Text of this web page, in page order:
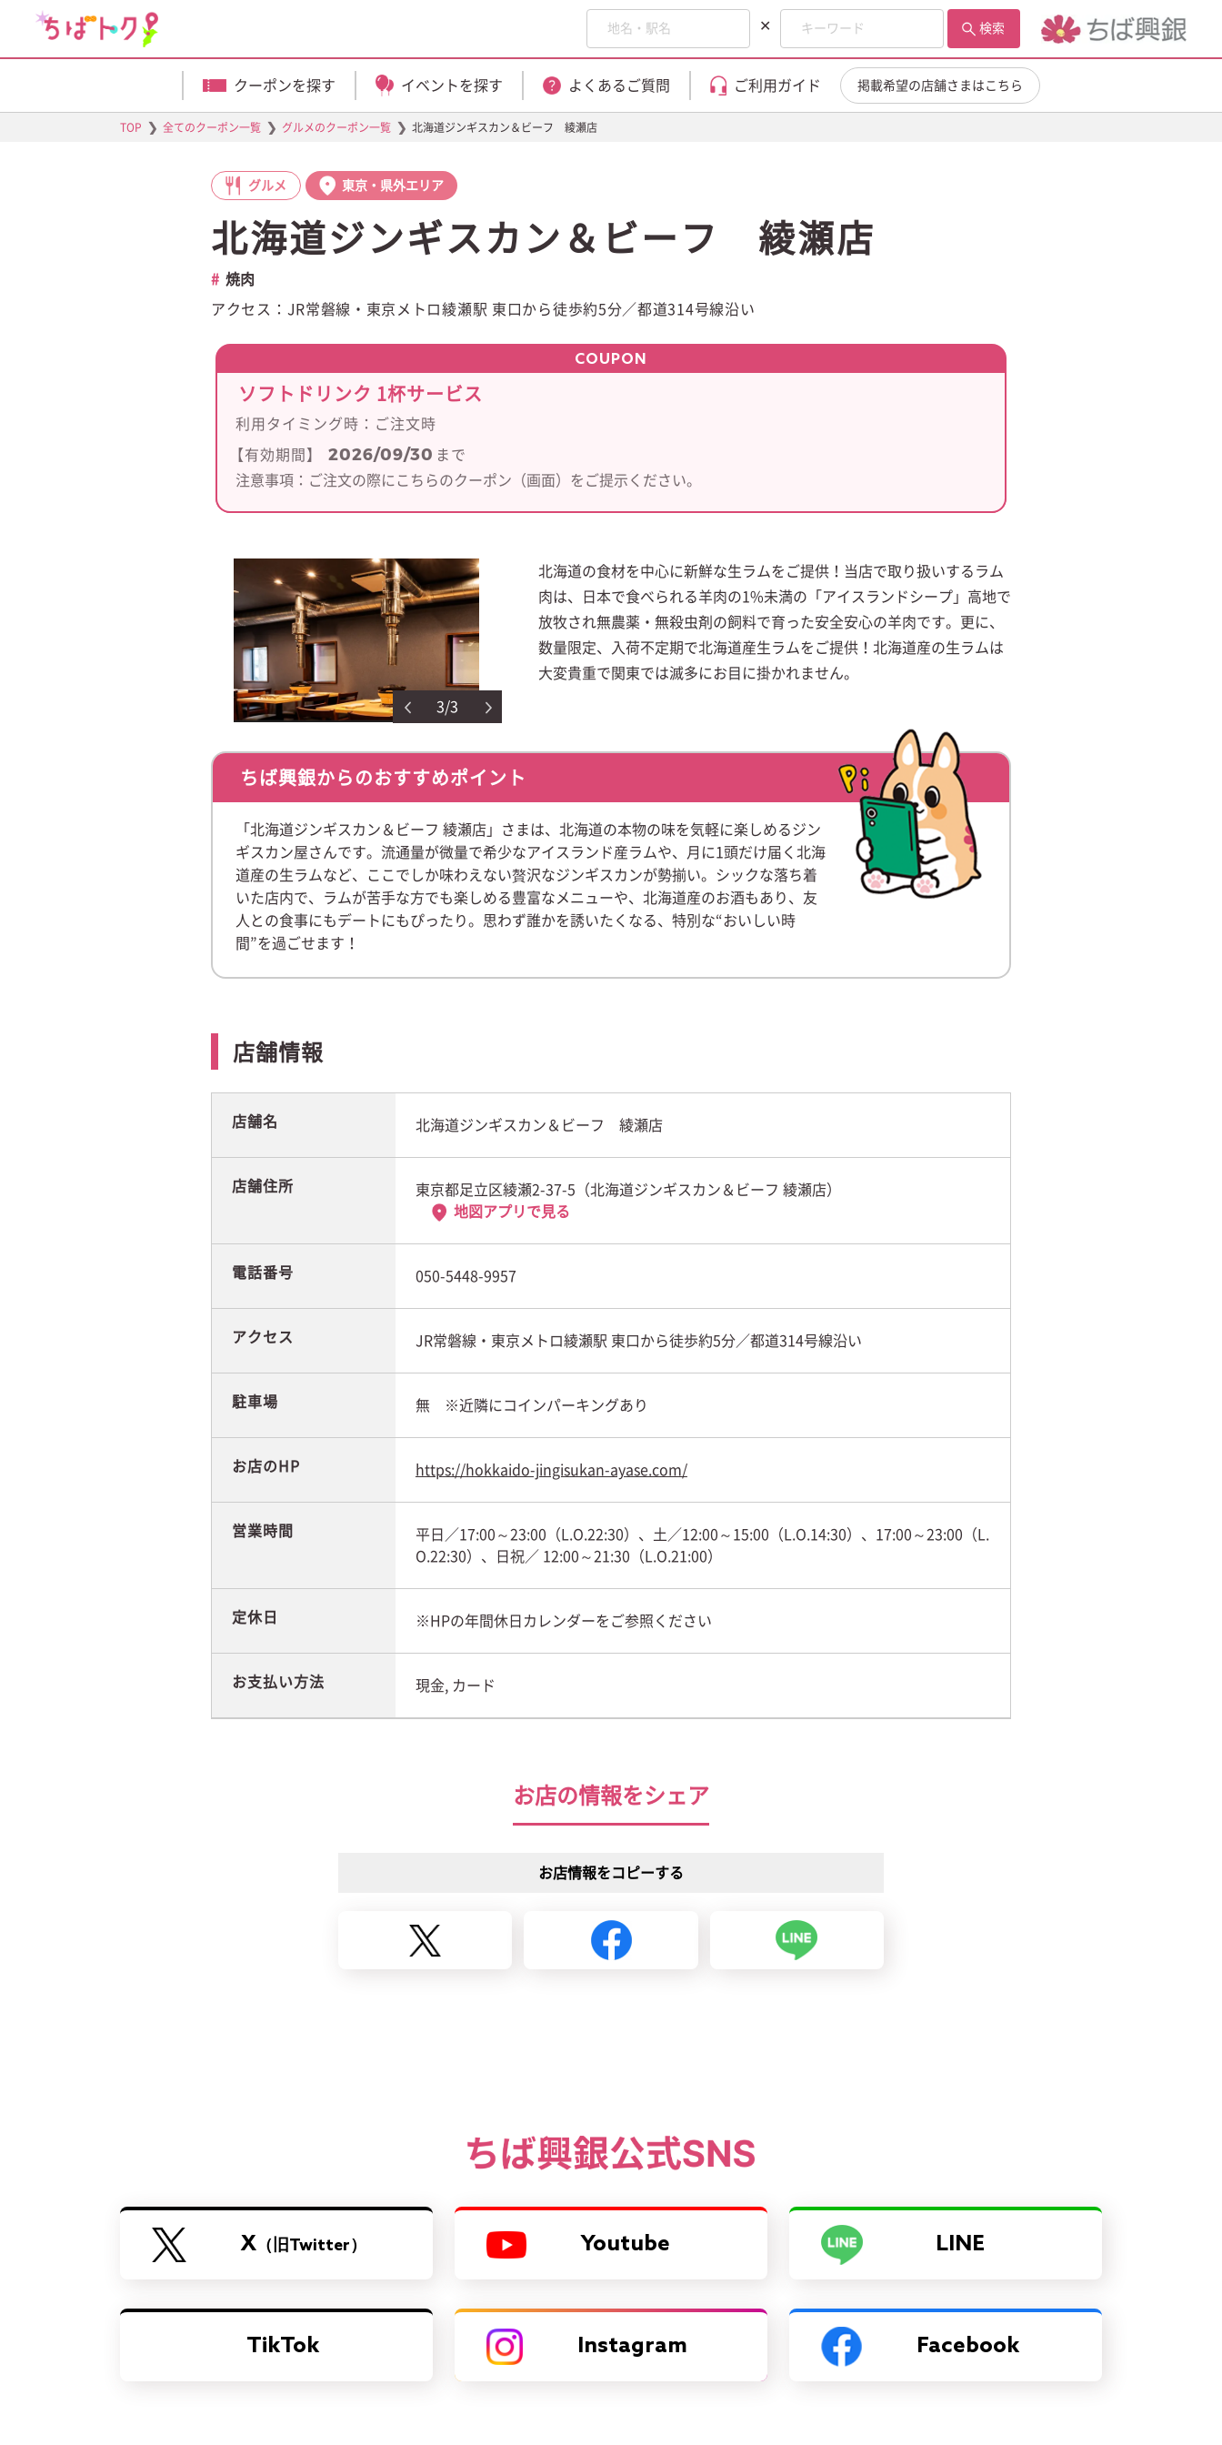
✕ 検索
クーポンを探す イベントを探す よくあるご質問 ご利用ガイド 掲載希望の店舗さまはこちら
TOP ❯ 全てのクーポン一覧 ❯ グルメのクーポン一覧 ❯ 北海道ジンギスカン＆ビーフ 綾瀬店
グルメ 東京・県外エリア
北海道ジンギスカン＆ビーフ 綾瀬店
焼肉
アクセス：JR常磐線・東京メトロ綾瀬駅 東口から徒歩約5分／都道314号線沿い
COUPON
ソフトドリンク 1杯サービス
利用タイミング時： ご注文時
【有効期間】 2026/09/30 まで
注意事項：ご注文の際にこちらのクーポン（画面）をご提示ください。
3/3
北海道の食材を中心に新鮮な生ラムをご提供！当店で取り扱いするラム
肉は、日本で食べられる羊肉の1%未満の「アイスランドシープ」高地で
放牧され無農薬・無殺虫剤の飼料で育った安全安心の羊肉です。更に、
数量限定、入荷不定期で北海道産生ラムをご提供！北海道産の生ラムは
大変貴重で関東では滅多にお目に掛かれません。
ちば興銀からのおすすめポイント
「北海道ジンギスカン＆ビーフ 綾瀬店」さまは、北海道の本物の味を気軽に楽しめるジン
ギスカン屋さんです。流通量が微量で希少なアイスランド産ラムや、月に1頭だけ届く北海
道産の生ラムなど、ここでしか味わえない贅沢なジンギスカンが勢揃い。シックな落ち着
いた店内で、ラムが苦手な方でも楽しめる豊富なメニューや、北海道産のお酒もあり、友
人との食事にもデートにもぴったり。思わず誰かを誘いたくなる、特別な“おいしい時
間”を過ごせます！
店舗情報
店舗名 北海道ジンギスカン＆ビーフ 綾瀬店
店舗住所
東京都足立区綾瀬2-37-5（北海道ジンギスカン＆ビーフ 綾瀬店）
地図アプリで見る
電話番号 050-5448-9957
アクセス JR常磐線・東京メトロ綾瀬駅 東口から徒歩約5分／都道314号線沿い
駐車場 無 ※近隣にコインパーキングあり
お店のHP https://hokkaido-jingisukan-ayase.com/
営業時間
平日／17:00～23:00（L.O.22:30）、土／12:00～15:00（L.O.14:30）、17:00～23:00（L.
O.22:30）、日祝／ 12:00～21:30（L.O.21:00）
定休日 ※HPの年間休日カレンダーをご参照ください
お支払い方法 現金, カード
お店の情報をシェア
お店情報をコピーする
X （旧Twitter） Youtube LINE
TikTok Instagram Facebook